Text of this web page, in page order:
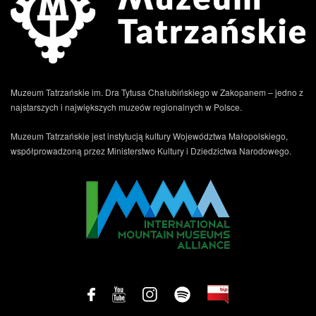
artystyczny jako fotografa trafił do archiwum Muzeum
Tatrzańskiego dzięki projektowi „Zakopiańskie Centrum
Dokumentacji Dziedzictwa Niematerialnego” dofinansowanemu
ze środków Unii Europejskiej […]
Muzeum Tatrzańskie im. Dra Tytusa Chałubińskiego w Zakopanem – jedno z
najstarszych i największych muzeów regionalnych w Polsce.
Muzeum Tatrzańskie jest instytucją kultury Województwa Małopolskiego,
współprowadzoną przez Ministerstwo Kultury i Dziedzictwa Narodowego.